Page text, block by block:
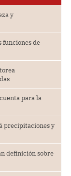
y
funciones de
para la
precipitaciones y
definición sobre